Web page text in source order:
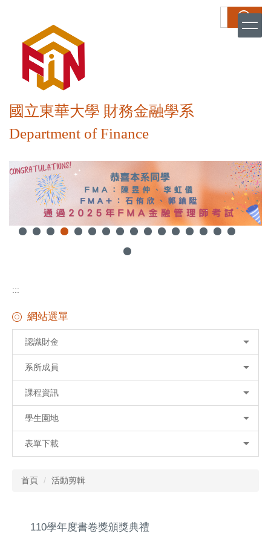
國立東華大學 財務金融學系
Department of Finance
搜尋
:::
網站選單
認識財金
系所成員
課程資訊
學生園地
表單下載
首頁 活動剪輯
110學年度書卷獎頒獎典禮